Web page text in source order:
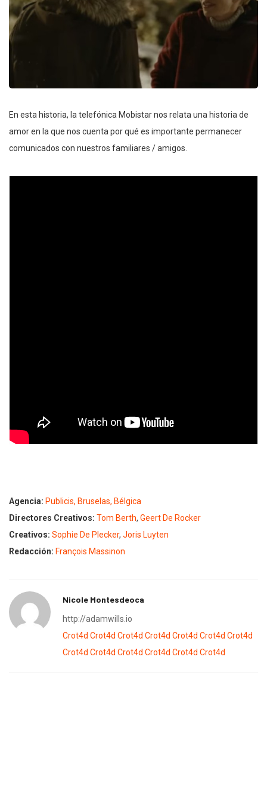
En esta historia, la telefónica Mobistar nos relata una historia de
amor en la que nos cuenta por qué es importante permanecer
comunicados con nuestros familiares / amigos.
Agencia: Publicis, Bruselas, Bélgica
Directores Creativos: Tom Berth, Geert De Rocker
Creativos: Sophie De Plecker, Joris Luyten
Redacción: François Massinon
Nicole Montesdeoca
http://adamwills.io
Crot4d Crot4d Crot4d Crot4d Crot4d Crot4d Crot4d
Crot4d Crot4d Crot4d Crot4d Crot4d Crot4d